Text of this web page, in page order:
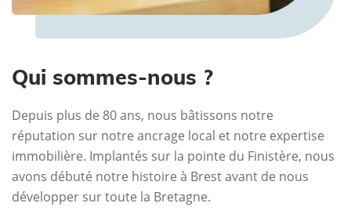
Qui sommes-nous ?
Depuis plus de 80 ans, nous bâtissons notre
réputation sur notre ancrage local et notre expertise
immobilière. Implantés sur la pointe du Finistère, nous
avons débuté notre histoire à Brest avant de nous
développer sur toute la Bretagne.